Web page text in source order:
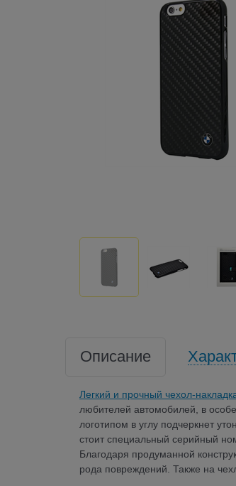
Описание
Легкий и прочный чехол-
любителей автомобилей, в
логотипом в углу подчеркнет
стоит специальный серийный
Благодаря продуманной
рода повреждений. Также на